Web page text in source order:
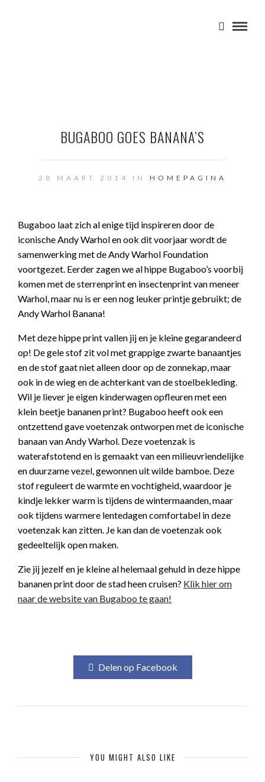
BUGABOO GOES BANANA’S
28 MAART 2014 IN HOMEPAGINA
Bugaboo laat zich al enige tijd inspireren door de
iconische Andy Warhol en ook dit voorjaar wordt de
samenwerking met de Andy Warhol Foundation
voortgezet. Eerder zagen we al hippe Bugaboo’s voorbij
komen met de sterrenprint en insectenprint van meneer
Warhol, maar nu is er een nog leuker printje gebruikt; de
Andy Warhol Banana!
Met deze hippe print vallen jij en je kleine gegarandeerd
op! De gele stof zit vol met grappige zwarte banaantjes
en de stof gaat niet alleen door op de zonnekap, maar
ook in de wieg en de achterkant van de stoelbekleding.
Wil je liever je eigen kinderwagen opfleuren met een
klein beetje bananen print? Bugaboo heeft ook een
ontzettend gave voetenzak ontworpen met de iconische
banaan van Andy Warhol. Deze voetenzak is
waterafstotend en is gemaakt van een milieuvriendelijke
en duurzame vezel, gewonnen uit wilde bamboe. Deze
stof reguleert de warmte en vochtigheid, waardoor je
kindje lekker warm is tijdens de wintermaanden, maar
ook tijdens warmere lentedagen comfortabel in deze
voetenzak kan zitten. Je kan dan de voetenzak ook
gedeeltelijk open maken.
Zie jij jezelf en je kleine al helemaal gehuld in deze hippe
bananen print door de stad heen cruisen? Klik hier om
naar de website van Bugaboo te gaan!
Delen op Facebook
YOU MIGHT ALSO LIKE